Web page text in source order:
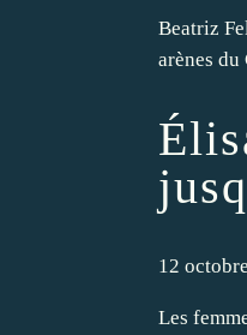
Beatriz
arènes du
12
Les